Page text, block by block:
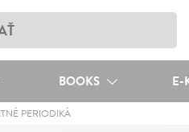
BOOKS E-
PERIODIKÁ